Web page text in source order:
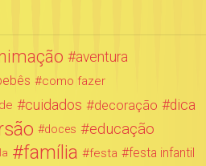
aventura
como fazer
cuidados decoração dica
doces educação
família festa festa infantil